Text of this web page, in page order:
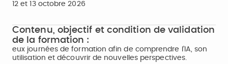
12 et 13 octobre 2026
Contenu, objectif et condition de validation
de la formation :
eux journées de formation afin de comprendre l’IA, son
utilisation et découvrir de nouvelles perspectives.